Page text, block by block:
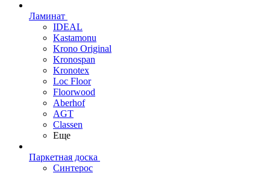
Ламинат
IDEAL
Kastamonu
Krono Original
Kronospan
Kronotex
Loc Floor
Floorwood
Aberhof
AGT
Classen
Еще
Паркетная доска
Синтерос